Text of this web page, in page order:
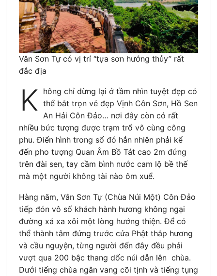
Vân Sơn Tự có vị trí “tựa sơn hướng thủy” rất
đắc địa
K hông chỉ dừng lại ở tầm nhìn tuyệt đẹp có
thể bắt trọn vẻ đẹp Vịnh Côn Sơn, Hồ Sen
An Hải Côn Đảo… nơi đây còn có rất
nhiều bức tượng được trạm trổ vô cùng công
phu. Điển hình trong số đó hẳn nhiên phải kể
đến pho tượng Quan Âm Bồ Tát cao 2m đứng
trên đài sen, tay cầm bình nước cam lộ bề thế
mà một người không tài nào ôm xuể.
Hàng năm, Vân Sơn Tự (Chùa Núi Một) Côn Đảo
tiếp đón vô số khách hành hương không ngại
đường xá xa xôi một lòng hướng thiện. Để có
thể thành tâm đứng trước cửa Phật thắp hương
và cầu nguyện, từng người đến đây đều phải
vượt qua 200 bậc thang dốc núi dẫn lên chùa.
Dưới tiếng chùa ngân vang cõi tịnh và tiếng tụng